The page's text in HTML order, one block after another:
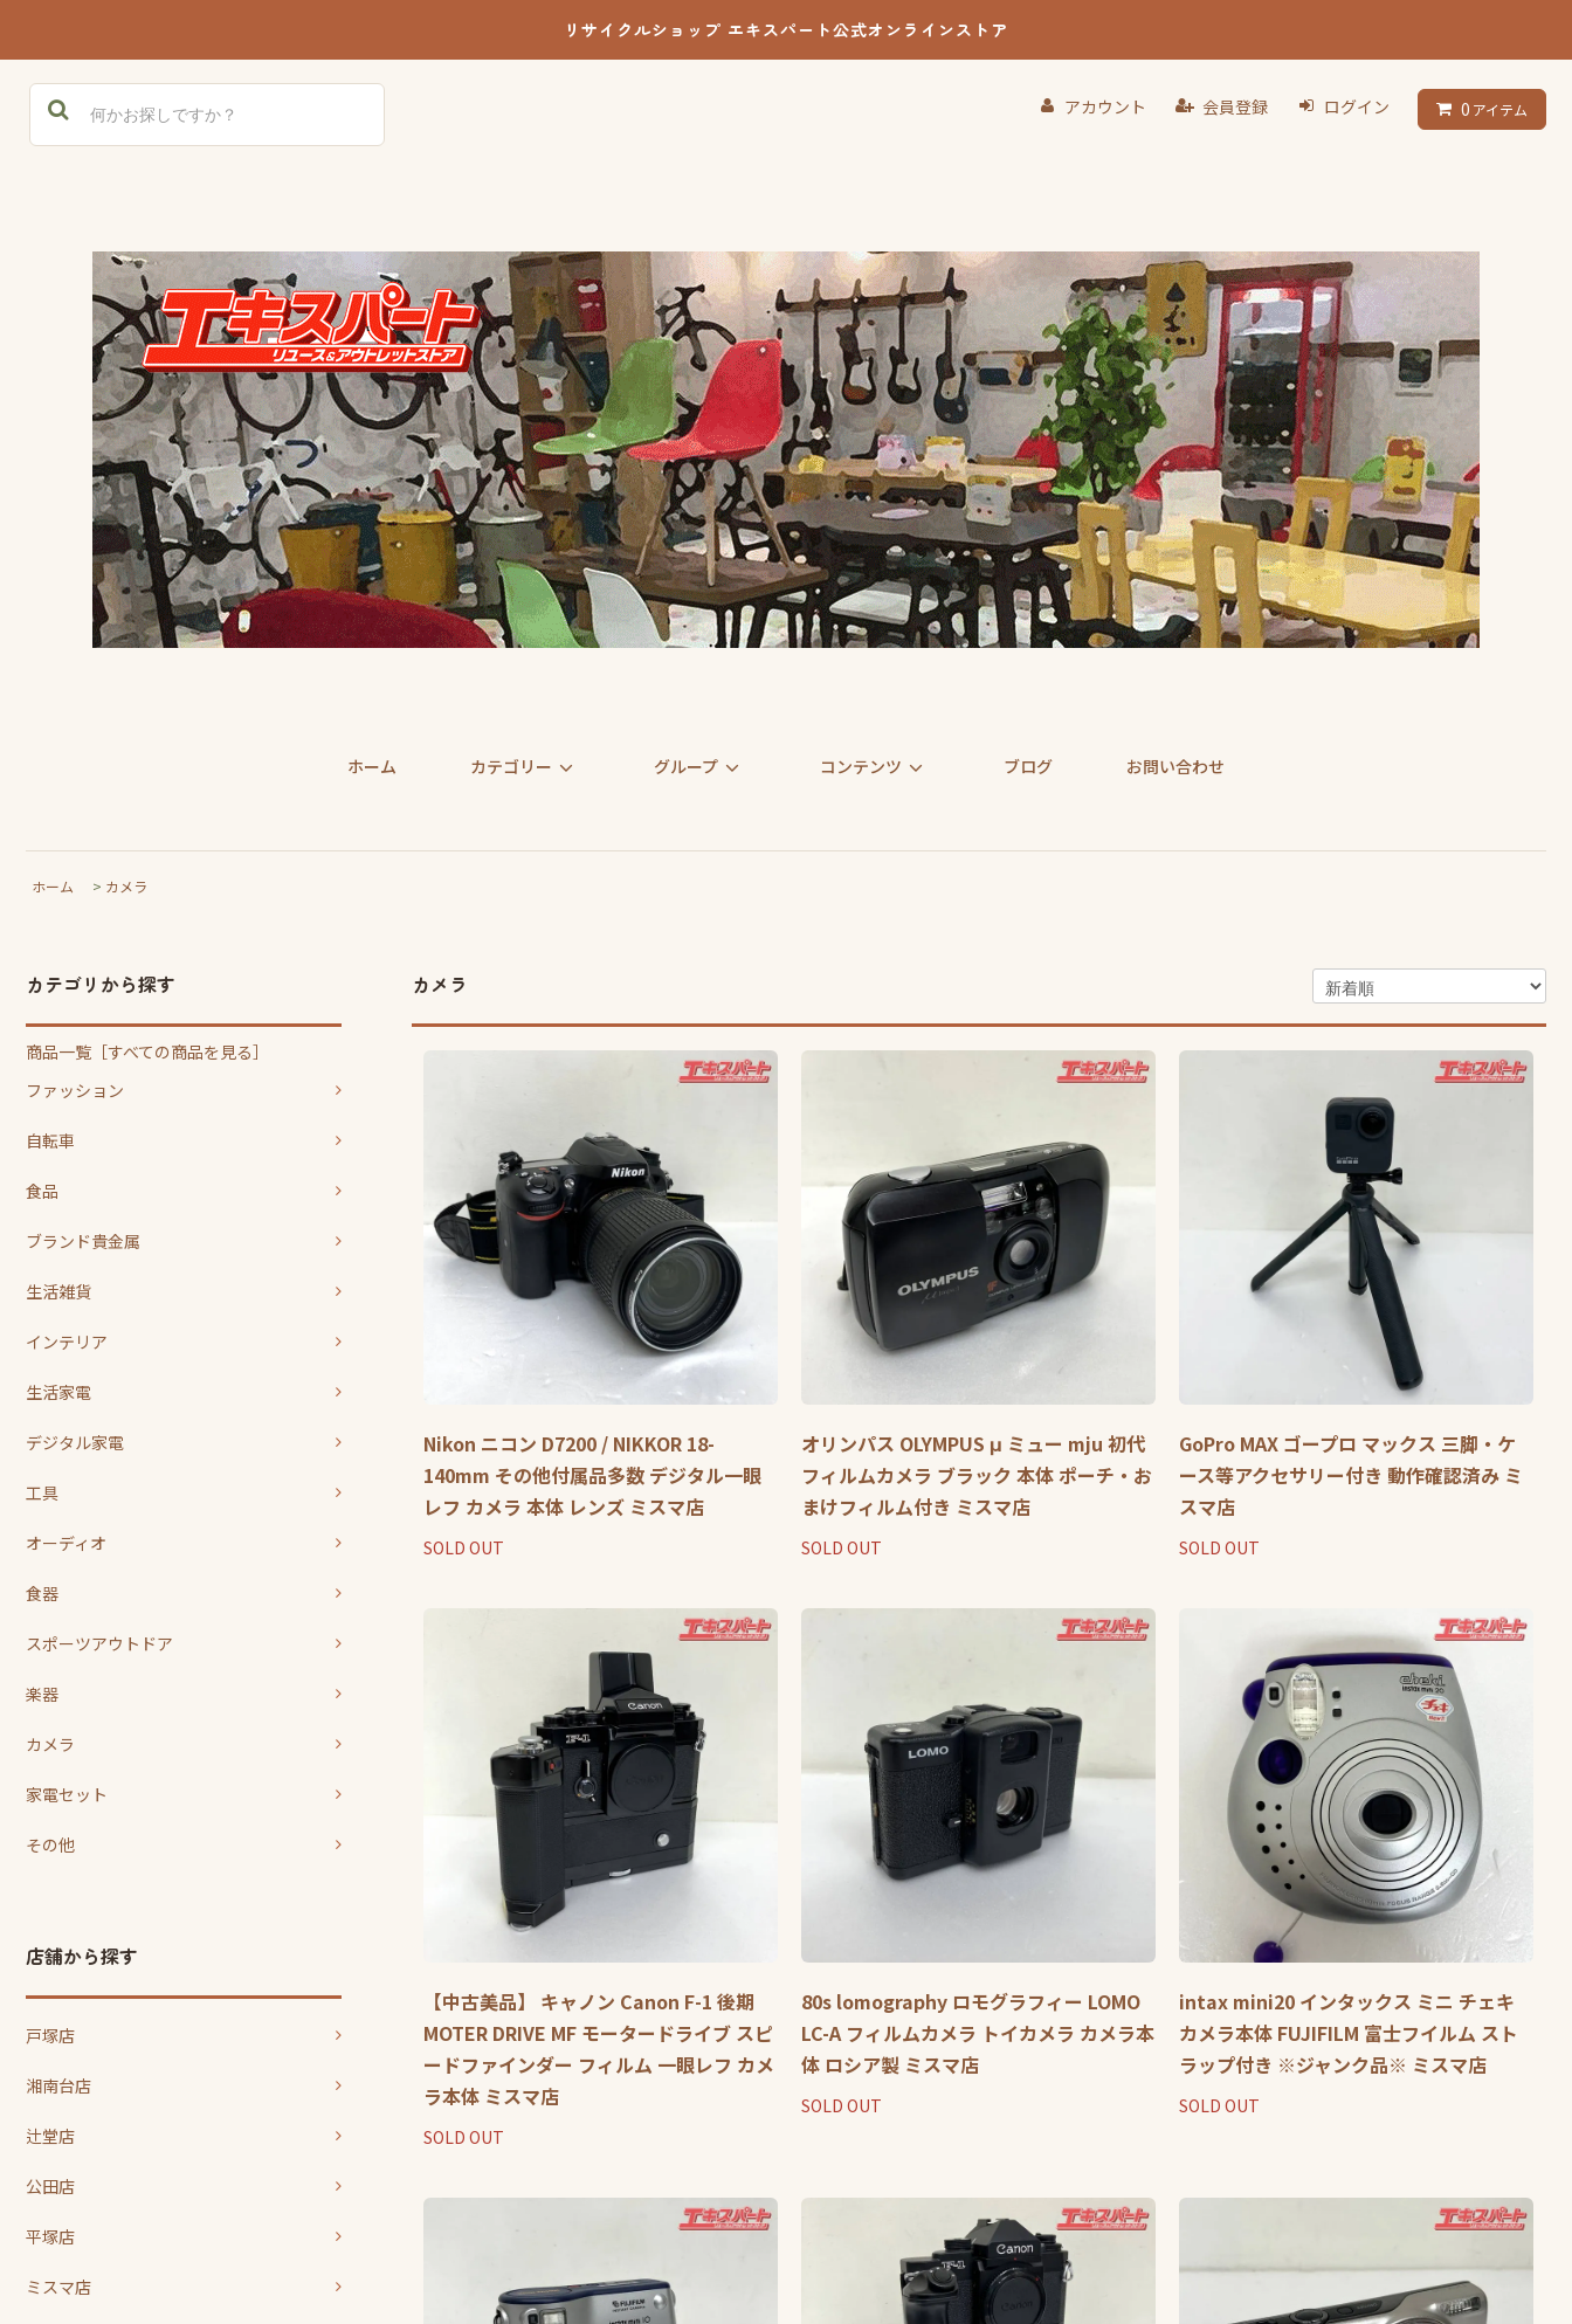
リサイクルショップ エキスパート公式オンラインストア
アカウント 会員登録 ログイン 0 アイテム
ホーム カテゴリー グループ コンテンツ ブログ お問い合わせ
ホーム > カメラ
カテゴリから探す
商品一覧［すべての商品を見る］
ファッション
自転車
食品
ブランド貴金属
生活雑貨
インテリア
生活家電
デジタル家電
工具
オーディオ
食器
スポーツアウトドア
楽器
カメラ
家電セット
その他
店舗から探す
戸塚店
湘南台店
辻堂店
公田店
平塚店
ミスマ店
カメラ
Nikon ニコン D7200 / NIKKOR 18-
140mm その他付属品多数 デジタル一眼
レフ カメラ 本体 レンズ ミスマ店
SOLD OUT
オリンパス OLYMPUS μ ミュー mju 初代
フィルムカメラ ブラック 本体 ポーチ・お
まけフィルム付き ミスマ店
SOLD OUT
GoPro MAX ゴープロ マックス 三脚・ケ
ース等アクセサリー付き 動作確認済み ミ
スマ店
SOLD OUT
【中古美品】 キャノン Canon F-1 後期
MOTER DRIVE MF モータードライブ スピ
ードファインダー フィルム 一眼レフ カメ
ラ本体 ミスマ店
SOLD OUT
80s lomography ロモグラフィー LOMO
LC-A フィルムカメラ トイカメラ カメラ本
体 ロシア製 ミスマ店
SOLD OUT
intax mini20 インタックス ミニ チェキ
カメラ本体 FUJIFILM 富士フイルム スト
ラップ付き ※ジャンク品※ ミスマ店
SOLD OUT